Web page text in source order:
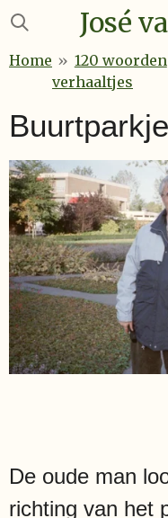
Ga
naar
José
Home » 120 woorden
verhaaltjes
Buurtparkje
De oude man
richting van het